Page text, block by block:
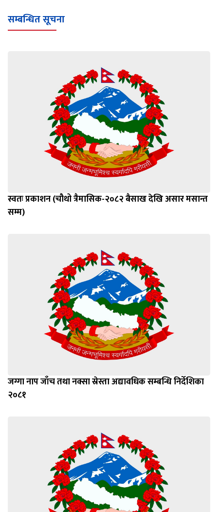
सम्बन्धित सूचना
स्वतः प्रकाशन (चौथो त्रैमासिक-२०८२ बैसाख देखि असार मसान्त
सम्म)
जग्गा नाप जाँच तथा नक्सा स्रेस्ता अद्यावधिक सम्बन्धि निर्देशिका
२०८१